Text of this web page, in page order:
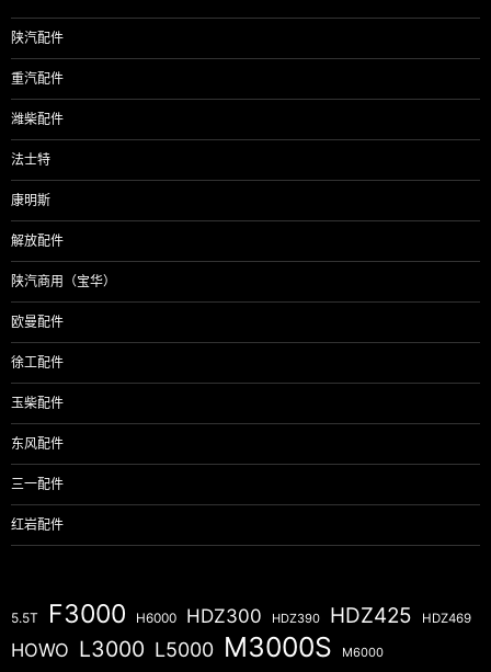
陕汽配件
重汽配件
潍柴配件
法士特
康明斯
解放配件
陕汽商用（宝华）
欧曼配件
徐工配件
玉柴配件
东风配件
三一配件
红岩配件
5.5T F3000 H6000 HDZ300 HDZ390 HDZ425 HDZ469
HOWO L3000 L5000 M3000S M6000